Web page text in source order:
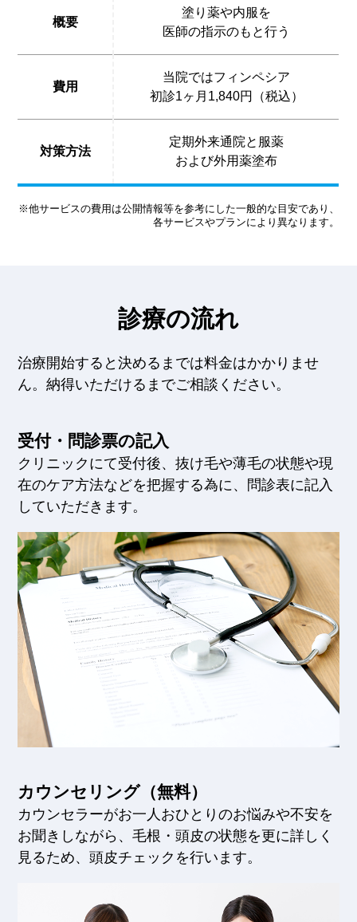
概要
塗り薬や内服を
医師の指示のもと行う
費用
当院ではフィンペシア
初診1ヶ月1,840円（税込）
対策方法
定期外来通院と服薬
および外用薬塗布
※他サービスの費用は公開情報等を参考にした一般的な目安であり、
各サービスやプランにより異なります。
診療の流れ
治療開始すると決めるまでは料金はかかりませ
ん。納得いただけるまでご相談ください。
受付・問診票の記入
クリニックにて受付後、抜け毛や薄毛の状態や現
在のケア方法などを把握する為に、問診表に記入
していただきます。
カウンセリング（無料）
カウンセラーがお一人おひとりのお悩みや不安を
お聞きしながら、毛根・頭皮の状態を更に詳しく
見るため、頭皮チェックを行います。